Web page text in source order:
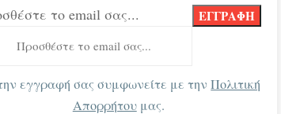
το email σας...
εγγραφή σας συμφωνείτε με τηνΠολιτική
Απορρήτουμας.